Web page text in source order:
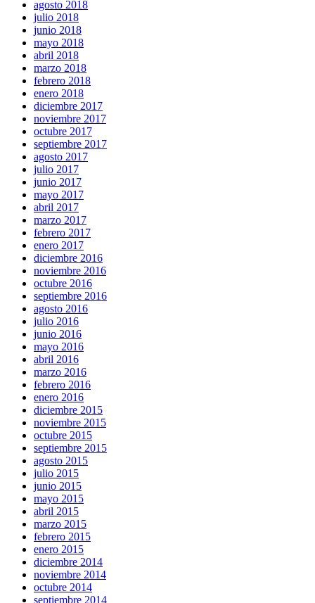
agosto 2018
julio 2018
junio 2018
mayo 2018
abril 2018
marzo 2018
febrero 2018
enero 2018
diciembre 2017
noviembre 2017
octubre 2017
septiembre 2017
agosto 2017
julio 2017
junio 2017
mayo 2017
abril 2017
marzo 2017
febrero 2017
enero 2017
diciembre 2016
noviembre 2016
octubre 2016
septiembre 2016
agosto 2016
julio 2016
junio 2016
mayo 2016
abril 2016
marzo 2016
febrero 2016
enero 2016
diciembre 2015
noviembre 2015
octubre 2015
septiembre 2015
agosto 2015
julio 2015
junio 2015
mayo 2015
abril 2015
marzo 2015
febrero 2015
enero 2015
diciembre 2014
noviembre 2014
octubre 2014
septiembre 2014